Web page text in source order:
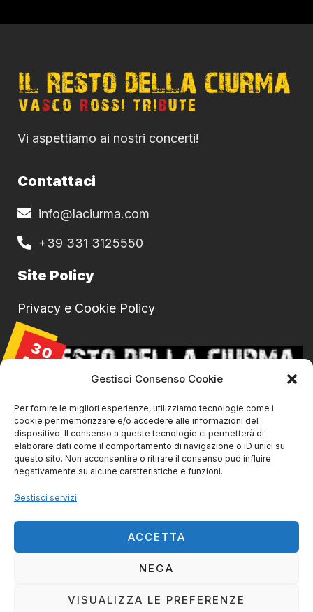
Gestisci Consenso Cookie
Per fornire le migliori esperienze, utilizziamo tecnologie come i
cookie per memorizzare e/o accedere alle informazioni del
dispositivo. Il consenso a queste tecnologie ci permetterà di
elaborare dati come il comportamento di navigazione o ID unici su
questo sito. Non acconsentire o ritirare il consenso può influire
negativamente su alcune caratteristiche e funzioni.
Gestisci servizi
ACCETTA
NEGA
VISUALIZZA LE PREFERENZE
Vi aspettiamo ai nostri concerti!
Contattaci
info@laciurma.com
+39 331 3125550
Site Policy
Privacy e Cookie Policy
30
AGO
30/08/2026 | 21:45